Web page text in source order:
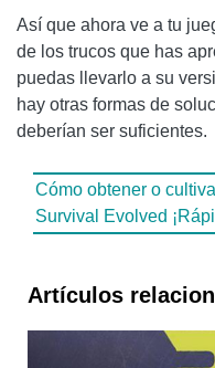
Así que ahora ve a tu
de los trucos que has
puedas llevarlo a su
hay otras formas de
deberían ser suficientes.
Cómo obtener o
Survival Evolved
Artículos